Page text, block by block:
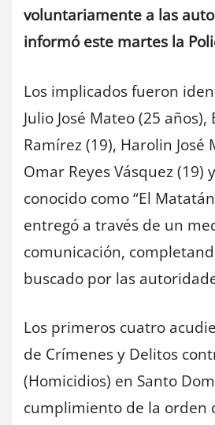
voluntariamente a las
informó este martes la
Los implicados fueron
Julio José Mateo (25
Ramírez (19), Harolin José
Omar Reyes Vásquez (19)
conocido como “El
entregó a través de un
comunicación,
buscado por las
Los primeros cuatro
de Crímenes y Delitos
(Homicidios) en Santo
cumplimiento de la orden